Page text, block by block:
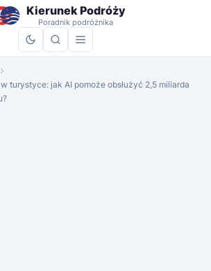
Kierunek Podróży
Poradnik podróżnika
turystyce: jak AI pomoże obsłużyć 2,5 miliarda